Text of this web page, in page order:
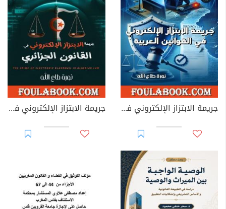
جريمة الابتزاز الإلكتروني في القوانين العربية جريمة الابتزاز الإلكتروني في القانون الجزائري